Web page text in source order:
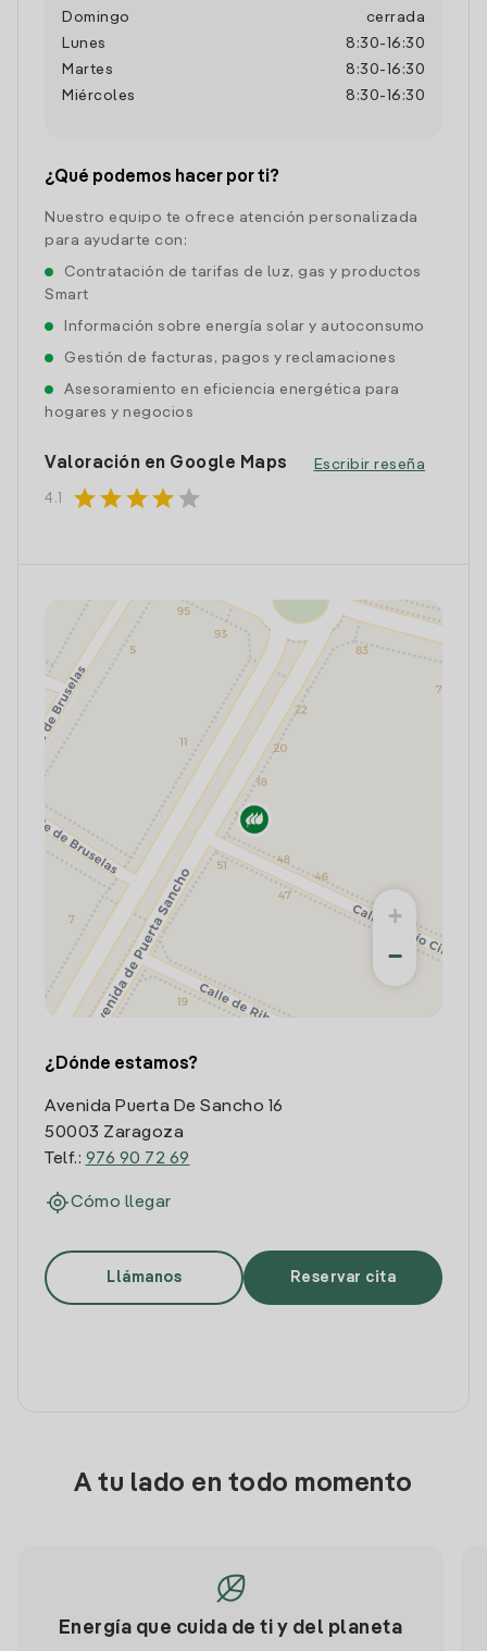
Domingo
cerrada
Lunes
8:30- 16:30
Martes
8:30- 16:30
Miércoles
8:30- 16:30
¿Qué podemos hacer por ti?
Nuestro equipo te ofrece atención personalizada
para ayudarte con:
Contratación de tarifas de luz, gas y productos
Smart
Información sobre energía solar y autoconsumo
Gestión de facturas, pagos y reclamaciones
Asesoramiento en eficiencia energética para
hogares y negocios
Valoración en Google Maps
4.1 starstarstarstar star
Escribir reseña
+
−
¿Dónde estamos?
Avenida Puerta De Sancho 16
50003 Zaragoza
Telf.: 976 90 72 69
Cómo llegar
Llámanos Reservar cita
A tu lado en todo momento
Energía que cuida de ti y del planeta